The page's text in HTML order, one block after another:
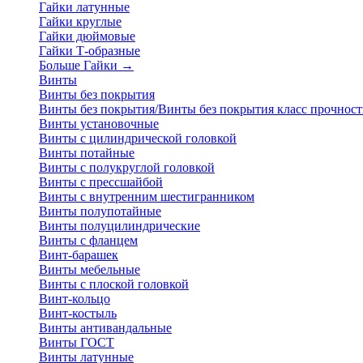
Гайки латунные
Гайки круглые
Гайки дюймовые
Гайки Т-образные
Больше Гайки →
Винты
Винты без покрытия
Винты без покрытия/Винты без покрытия класс
Винты установочные
Винты с цилиндрической головкой
Винты потайные
Винты с полукруглой головкой
Винты с прессшайбой
Винты с внутренним шестигранником
Винты полупотайные
Винты полуцилиндрические
Винты с фланцем
Винт-барашек
Винты мебельные
Винты с плоской головкой
Винт-кольцо
Винт-костыль
Винты антивандальные
Винты ГОСТ
Винты латунные